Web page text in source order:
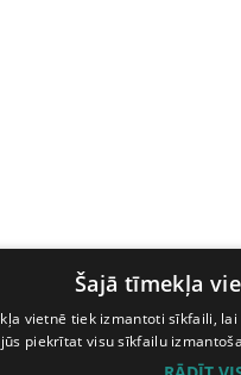
Šajā tīmekļa
vietnē tiek izmantoti sīkfaili,
jūs piekrītat visu sīkfailu